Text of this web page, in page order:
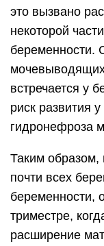
это вызвано
некоторой
беременности.
мочевыводящих
встречается у
риск развития
гидронефроза
Таким образом,
почти всех
беременности,
триместре,
расширение